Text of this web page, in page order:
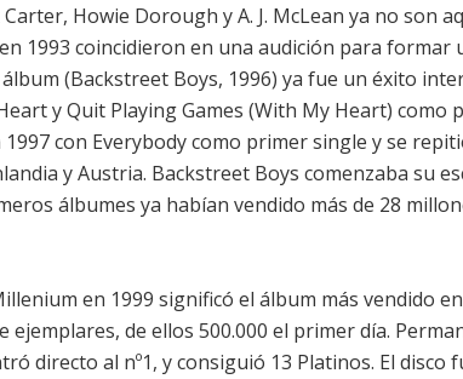
Carter, Howie Dorough y A. J. McLean ya no son
1993 coincidieron en una audición para formar
(Backstreet Boys, 1996) ya fue un éxito
y Quit Playing Games (With My Heart) como
con Everybody como primer single y se
y Austria. Backstreet Boys comenzaba su
álbumes ya habían vendido más de 28
en 1999 significó el álbum más vendido
ejemplares, de ellos 500.000 el primer día.
directo al nº1, y consiguió 13 Platinos. El disco